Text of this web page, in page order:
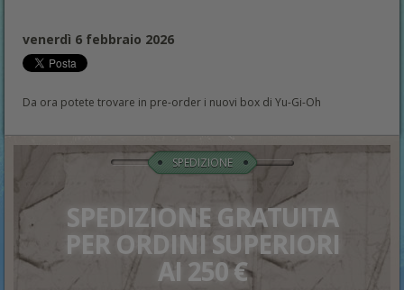
venerdì 6 febbraio 2026
Da ora potete trovare in pre-order i nuovi box di Yu-Gi-Oh
SPEDIZIONE
SPEDIZIONE GRATUITA
PER ORDINI SUPERIORI
AI 250 €